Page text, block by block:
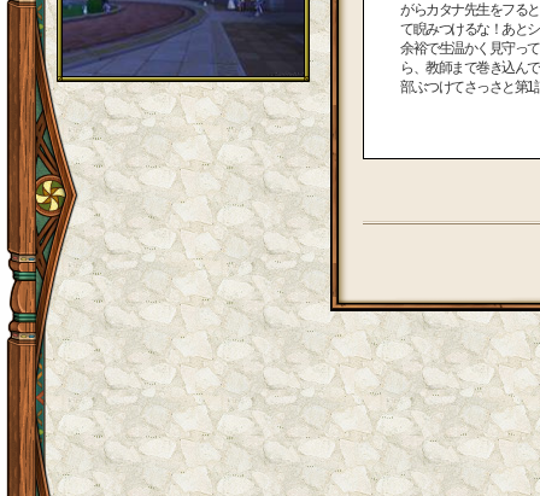
がらカタナ先生をフる
て睨みつけるな！あと
余裕で生温かく見守っ
ら、教師まで巻き込ん
部ぶつけてさっさと第1